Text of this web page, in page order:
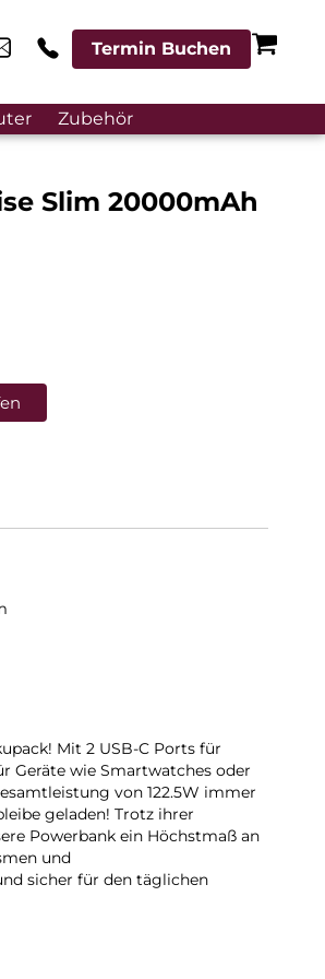
Termin Buchen
Zubehör
Slim 20000mAh
Mit 2 USB-C Ports für
Geräte wie Smartwatches oder
von 122.5W immer
geladen! Trotz ihrer
Powerbank ein Höchstmaß an
und
sicher für den täglichen